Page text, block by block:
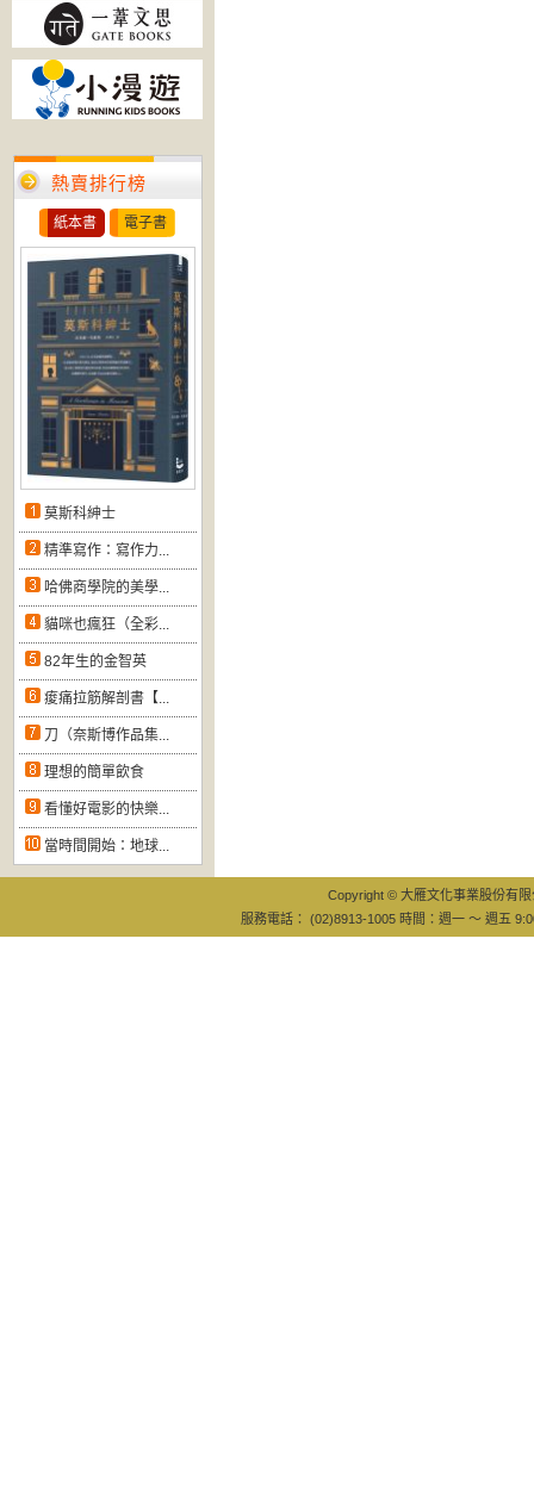
熱賣排行榜
紙本書 電子書
莫斯科紳士
精準寫作：寫作力...
哈佛商學院的美學...
貓咪也瘋狂（全彩...
82年生的金智英
痠痛拉筋解剖書【...
刀（奈斯博作品集...
理想的簡單飲食
看懂好電影的快樂...
當時間開始：地球...
Copyright © 大雁文化事業股份有
服務電話： (02)8913-1005 時間：週一 ～ 週五